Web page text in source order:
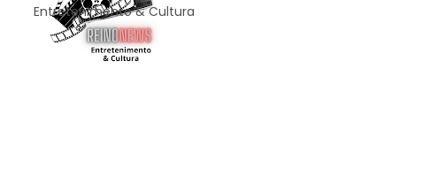
Entretenimento & Cultura